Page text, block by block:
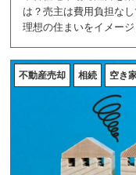
は？売主は費用負担な
理想の住まいをイメー
み込みなど、双方にメ
場動向を解説します。
2030年までに2割以上拡
の台頭や多様な事業者
不動産売却 相続 空き